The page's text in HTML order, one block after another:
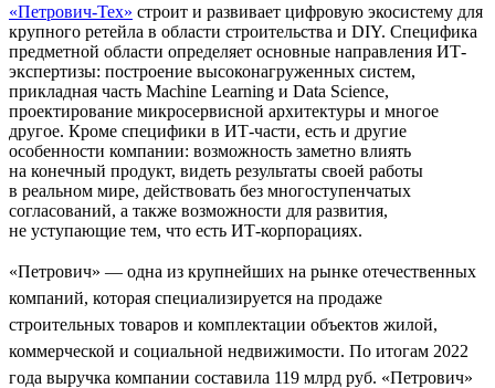
«Петрович-Тех» строит и развивает цифровую экосистему для
крупного ретейла в области строительства и DIY. Специфика
предметной области определяет основные направления ИТ-
экспертизы: построение высоконагруженных систем,
прикладная часть Machine Learning и Data Science,
проектирование микросервисной архитектуры и многое
другое. Кроме специфики в ИТ-части, есть и другие
особенности компании: возможность заметно влиять
на конечный продукт, видеть результаты своей работы
в реальном мире, действовать без многоступенчатых
согласований, а также возможности для развития,
не уступающие тем, что есть ИТ-корпорациях.
«Петрович» — одна из крупнейших на рынке отечественных
компаний, которая специализируется на продаже
строительных товаров и комплектации объектов жилой,
коммерческой и социальной недвижимости. По итогам 2022
года выручка компании составила 119 млрд руб. «Петрович»